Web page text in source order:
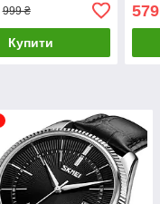
999 ₴
Купити
579